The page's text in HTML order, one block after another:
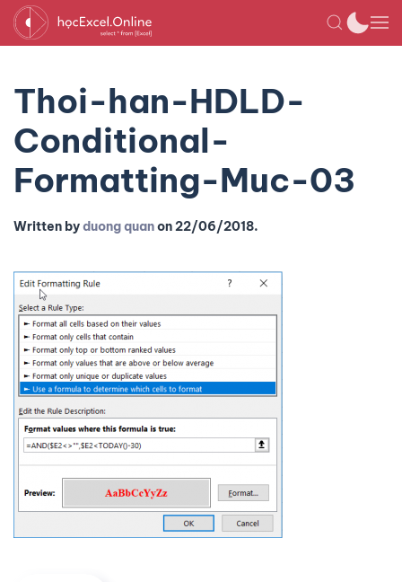
Thoi-han-HDLD-
Conditional-
Formatting-Muc-03
Written byduong quanon22/06/2018.